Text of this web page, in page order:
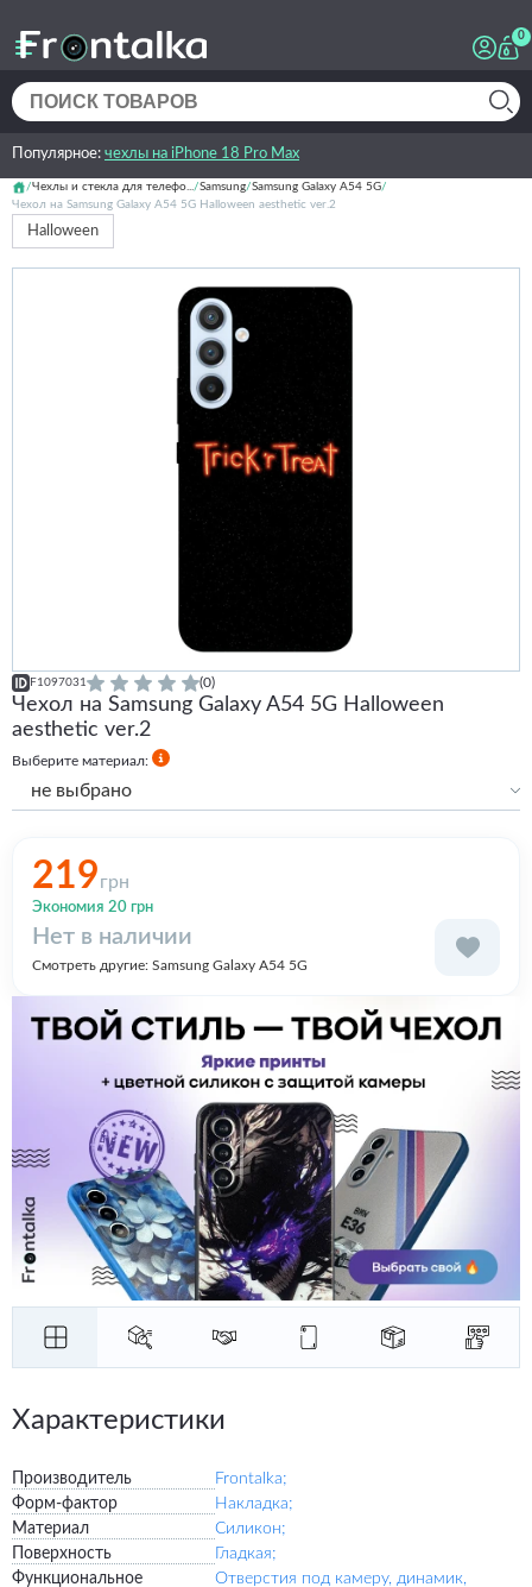
0
Популярное: чехлы на iPhone 18 Pro Max
Чехлы и стекла для телефо... Samsung Samsung Galaxy A54 5G
Чехол на Samsung Galaxy A54 5G Halloween aesthetic ver.2
Halloween
F1097031 (0)
Чехол на Samsung Galaxy A54 5G Halloween
aesthetic ver.2
Выберите материал:
не выбрано
Силиконовый с бортами
Premium
219грн
Экономия 20 грн
Нет в наличии
Смотреть другие: Samsung Galaxy A54 5G
Характеристики
Производитель
Frontalka;
Форм-фактор
Накладка;
Материал
Силикон;
Поверхность
Гладкая;
Функциональное
Отверстия под камеру, динамик,